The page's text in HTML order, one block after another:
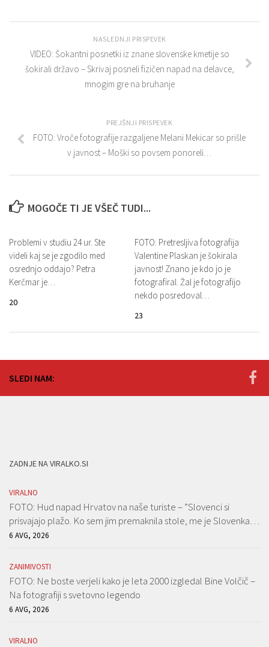
NASLEDNJI PRISPEVEK
VIDEO: Šokantni posnetki iz znane slovenske kmetije so
šokirali državo – Skrivaj posneli fizičen napad na delavce,
mnogim gre na bruhanje
PREJŠNJI PRISPEVEK
FOTO: Vroče fotografije razgaljene Melani Mekicar so prišle
v javnost – Moški so povsem ponoreli…
MOGOČE TI JE VŠEČ TUDI...
Problemi v studiu 24 ur. Ste
videli kaj se je zgodilo med
osrednjo oddajo? Petra
Kerčmar je…
20
FOTO: Pretresljiva fotografija
Valentine Plaskan je šokirala
javnost! Znano je kdo jo je
fotografiral. Žal je fotografijo
nekdo posredoval…
23
SLEDI NAM:
ZADNJE NA VIRALKO.SI
VIRALNO
FOTO: Hud napad Hrvatov na naše turiste – ”Slovenci si
prisvajajo plažo. Ko sem jim premaknila stole, me je Slovenka…
6 AVG, 2026
ZANIMIVOSTI
FOTO: Ne boste verjeli kako je leta 2000 izgledal Bine Volčič –
Na fotografiji s svetovno legendo
6 AVG, 2026
VIRALNO